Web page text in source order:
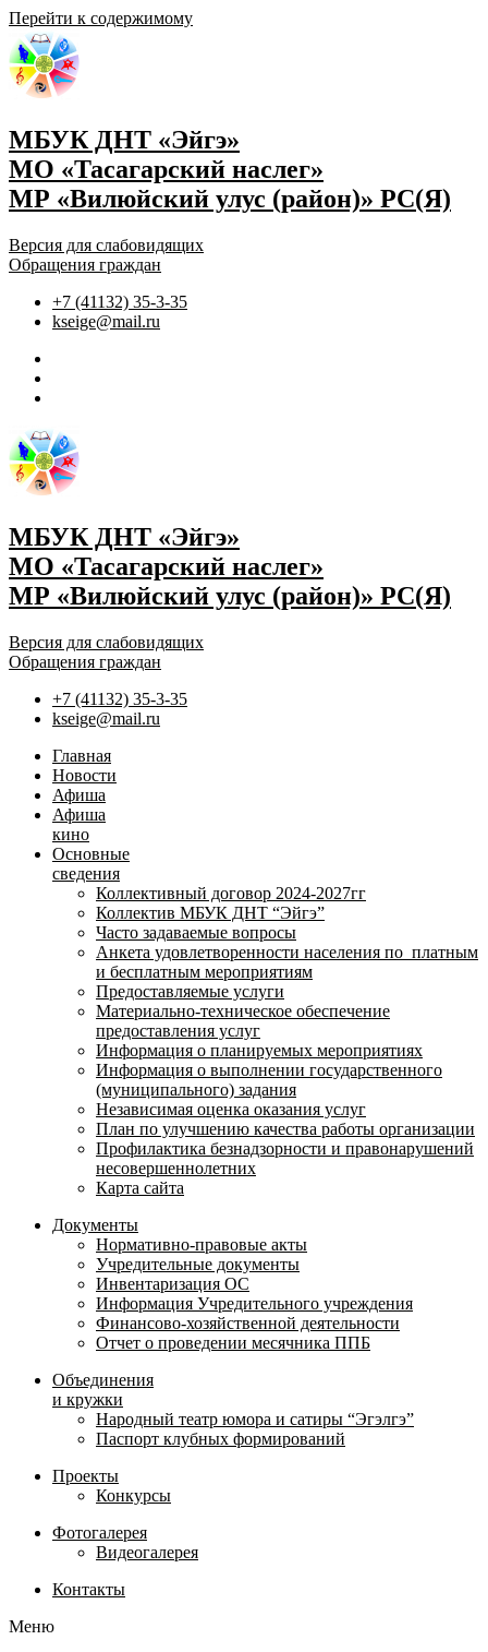
Перейти к содержимому
МБУК ДНТ «Эйгэ»
МО «Тасагарский наслег»
МР «Вилюйский улус (район)» РС(Я)
Версия для слабовидящих
Обращения граждан
+7 (41132) 35-3-35
kseige@mail.ru
МБУК ДНТ «Эйгэ»
МО «Тасагарский наслег»
МР «Вилюйский улус (район)» РС(Я)
Версия для слабовидящих
Обращения граждан
+7 (41132) 35-3-35
kseige@mail.ru
Главная
Новости
Афиша
Афиша
кино
Основные
сведения
Коллективный договор 2024-2027гг
Коллектив МБУК ДНТ “Эйгэ”
Часто задаваемые вопросы
Анкета удовлетворенности населения по платным
и бесплатным мероприятиям
Предоставляемые услуги
Материально-техническое обеспечение
предоставления услуг
Информация о планируемых мероприятиях
Информация о выполнении государственного
(муниципального) задания
Независимая оценка оказания услуг
План по улучшению качества работы организации
Профилактика безнадзорности и правонарушений
несовершеннолетних
Карта сайта
Документы
Нормативно-правовые акты
Учредительные документы
Инвентаризация ОС
Информация Учредительного учреждения
Финансово-хозяйственной деятельности
Отчет о проведении месячника ППБ
Объединения
и кружки
Народный театр юмора и сатиры “Эгэлгэ”
Паспорт клубных формирований
Проекты
Конкурсы
Фотогалерея
Видеогалерея
Контакты
Меню